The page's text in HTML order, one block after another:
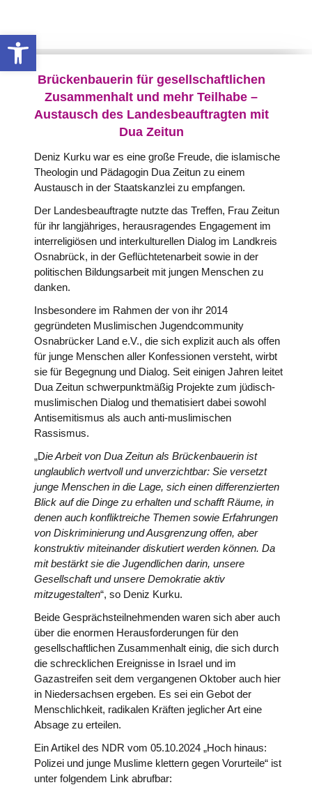
Werkzeugleiste öffnen
Brückenbauerin für gesellschaftlichen
Zusammenhalt und mehr Teilhabe –
Austausch des Landesbeauftragten mit
Dua Zeitun
Deniz Kurku war es eine große Freude, die islamische
Theologin und Pädagogin Dua Zeitun zu einem
Austausch in der Staatskanzlei zu empfangen.
Der Landesbeauftragte nutzte das Treffen, Frau Zeitun
für ihr langjähriges, herausragendes Engagement im
interreligiösen und interkulturellen Dialog im Landkreis
Osnabrück, in der Geflüchtetenarbeit sowie in der
politischen Bildungsarbeit mit jungen Menschen zu
danken.
Insbesondere im Rahmen der von ihr 2014
gegründeten Muslimischen Jugendcommunity
Osnabrücker Land e.V., die sich explizit auch als offen
für junge Menschen aller Konfessionen versteht, wirbt
sie für Begegnung und Dialog. Seit einigen Jahren leitet
Dua Zeitun schwerpunktmäßig Projekte zum jüdisch-
muslimischen Dialog und thematisiert dabei sowohl
Antisemitismus als auch anti-muslimischen
Rassismus.
„Die Arbeit von Dua Zeitun als Brückenbauerin ist
unglaublich wertvoll und unverzichtbar: Sie versetzt
junge Menschen in die Lage, sich einen differenzierten
Blick auf die Dinge zu erhalten und schafft Räume, in
denen auch konfliktreiche Themen sowie Erfahrungen
von Diskriminierung und Ausgrenzung offen, aber
konstruktiv miteinander diskutiert werden können. Da
mit bestärkt sie die Jugendlichen darin, unsere
Gesellschaft und unsere Demokratie aktiv
mitzugestalten“, so Deniz Kurku.
Beide Gesprächsteilnehmenden waren sich aber auch
über die enormen Herausforderungen für den
gesellschaftlichen Zusammenhalt einig, die sich durch
die schrecklichen Ereignisse in Israel und im
Gazastreifen seit dem vergangenen Oktober auch hier
in Niedersachsen ergeben. Es sei ein Gebot der
Menschlichkeit, radikalen Kräften jeglicher Art eine
Absage zu erteilen.
Ein Artikel des NDR vom 05.10.2024 „Hoch hinaus:
Polizei und junge Muslime klettern gegen Vorurteile“ ist
unter folgendem Link abrufbar: